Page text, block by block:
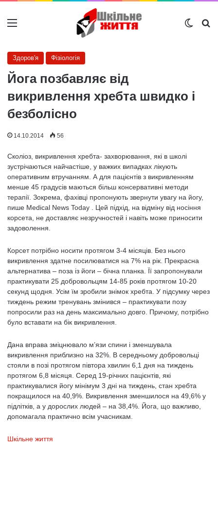
Меню
Здоров'я Фізіологія
Йога позбавляє від
викривлення хребта швидко і
безболісно
14.10.2014 56
Сколіоз, викривлення хребта- захворювання, які в школі
зустрічаються найчастіше, у важких випадках лікують
оперативним втручанням. А для пацієнтів з викривленням
менше 45 градусів маються більш консервативні методи
терапії. Зокрема, фахівці пропонують звернути увагу на йогу,
пише Medical News Today . Цей підхід, на відміну від носіння
корсета, не доставляє незручностей і навіть може приносити
задоволення.
Корсет потрібно носити протягом 3-4 місяців. Без нього
викривлення здатне посилюватися на 7% на рік. Прекрасна
альтернатива – поза із йоги – бічна планка. Її запропонували
практикувати 25 добровольцям 14-85 років протягом 10-20
секунд щодня. Усім їм зробили знімок хребта. У підсумку через
тиждень режим тренувань змінився – практикувати позу
попросили раз на день максимально довго. Причому, потрібно
було вставати на бік викривлення.
Дана вправа зміцнювало м’язи спини і зменшувала
викривлення приблизно на 32%. В середньому добровольці
стояли в позі протягом півтора хвилин 6,1 дня на тиждень
протягом 6,8 місяця. Серед 19-річних пацієнтів, які
практикувалися йогу мінімум 3 дні на тиждень, стан хребта
покращилося на 40,9%. Викривлення зменшилося на 49,6% у
підлітків, а у дорослих людей – на 38,4%. Йога, що важливо,
допомагала практично всім учасникам.
Шкільне життя